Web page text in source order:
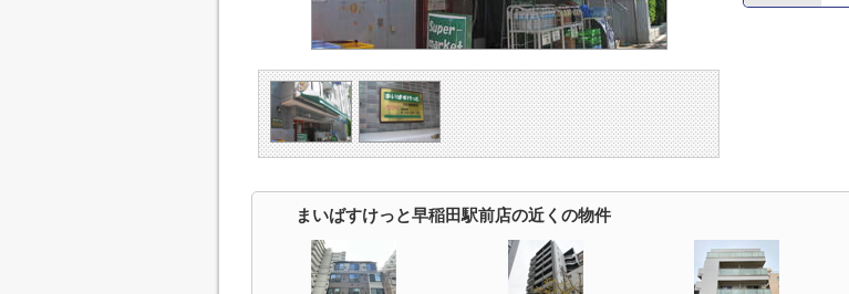
まいばすけっと早稲田駅前店の近くの物件